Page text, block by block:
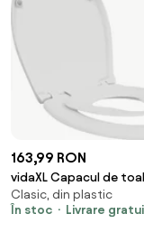
163,99 RON
vidaXL Capacul de
47 x 37 x 4 cm
Clasic, din plastic
În stoc
Livrare